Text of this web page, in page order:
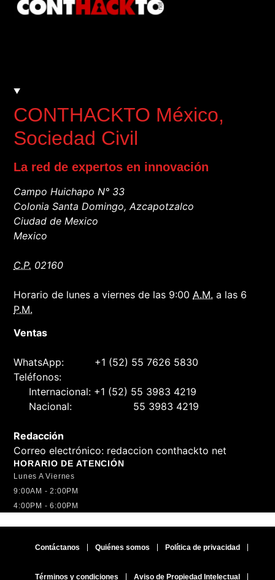
CONTHACKTO México,
Sociedad Civil
La red de expertos en innovación
Campo Huichapo N° 33
Colonia Santa Domingo, Azcapotzalco
Ciudad de Mexico
Mexico
C.P. 02160
Horario de lunes a viernes de las 9:00 A.M. a las 6
P.M.
Ventas
WhatsApp: +1 (52) 55 7626 5830
Teléfonos:
Internacional: +1 (52) 55 3983 4219
Nacional: 55 3983 4219
Redacción
Correo electrónico: redaccion conthackto net
HORARIO DE ATENCIÓN
Lunes A Viernes
9:00AM - 2:00PM
4:00PM - 6:00PM
Contáctanos Quiénes somos Política de privacidad
Términos y condiciones Aviso de Propiedad Intelectual